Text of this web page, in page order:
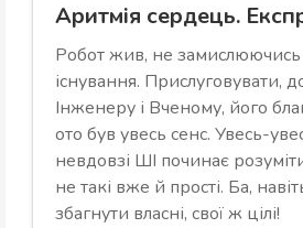
Аритмія сердець.
Робот жив, не замислюючись
існування. Прислуговувати,
Інженеру і Вченому, його
ото був увесь сенс. Увесь-
невдовзі ШІ починає
не такі вже й прості. Ба,
збагнути власні, свої ж цілі!